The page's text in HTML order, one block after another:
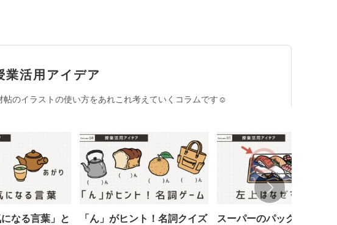
業活用アイデア
のイラストの使い方をあれこれ考えていくコラムです☺︎
になる言葉」と
「ん」がヒント！名詞クイズ
スーパーのパック寿司、な